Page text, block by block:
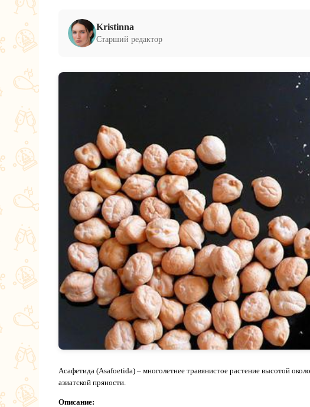
Kristinna
Старший редактор
Асафетида (Asafoetida) – многолетнее травянистое растение высотой
азиатской пряности.
Описание: